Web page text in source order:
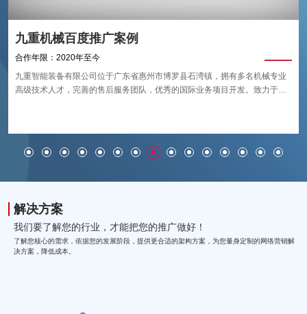
九重机械百度推广案例
合作年限：2020年至今
九重智能装备有限公司位于广东省惠州市博罗县石湾镇，拥有多名机械专业
高级技术人才，完善的售后服务团队，优秀的国际业务项目开发。致力于四
解决方案
我们要了解您的行业，才能把您的推广做好！
了解您核心的需求，依据您的发展阶段，提供更合适的架构方案，为您量身定制的网络营销解
决方案，降低成本。